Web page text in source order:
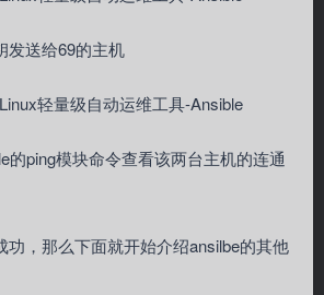
发送给69的主机
的ping模块命令查看该两台主机的连通
功，那么下面就开始介绍ansilbe的其他